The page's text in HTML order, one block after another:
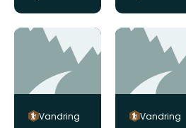
Vandring Vandring